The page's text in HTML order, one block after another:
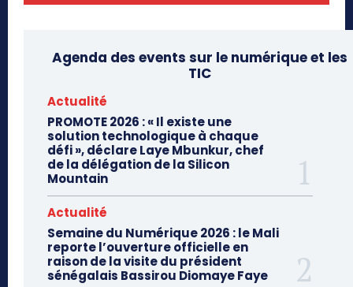
Agenda des events sur le numérique et les
TIC
Actualité
PROMOTE 2026 : « Il existe une
solution technologique à chaque
défi », déclare Laye Mbunkur, chef
de la délégation de la Silicon
Mountain
Actualité
Semaine du Numérique 2026 : le Mali
reporte l’ouverture officielle en
raison de la visite du président
sénégalais Bassirou Diomaye Faye